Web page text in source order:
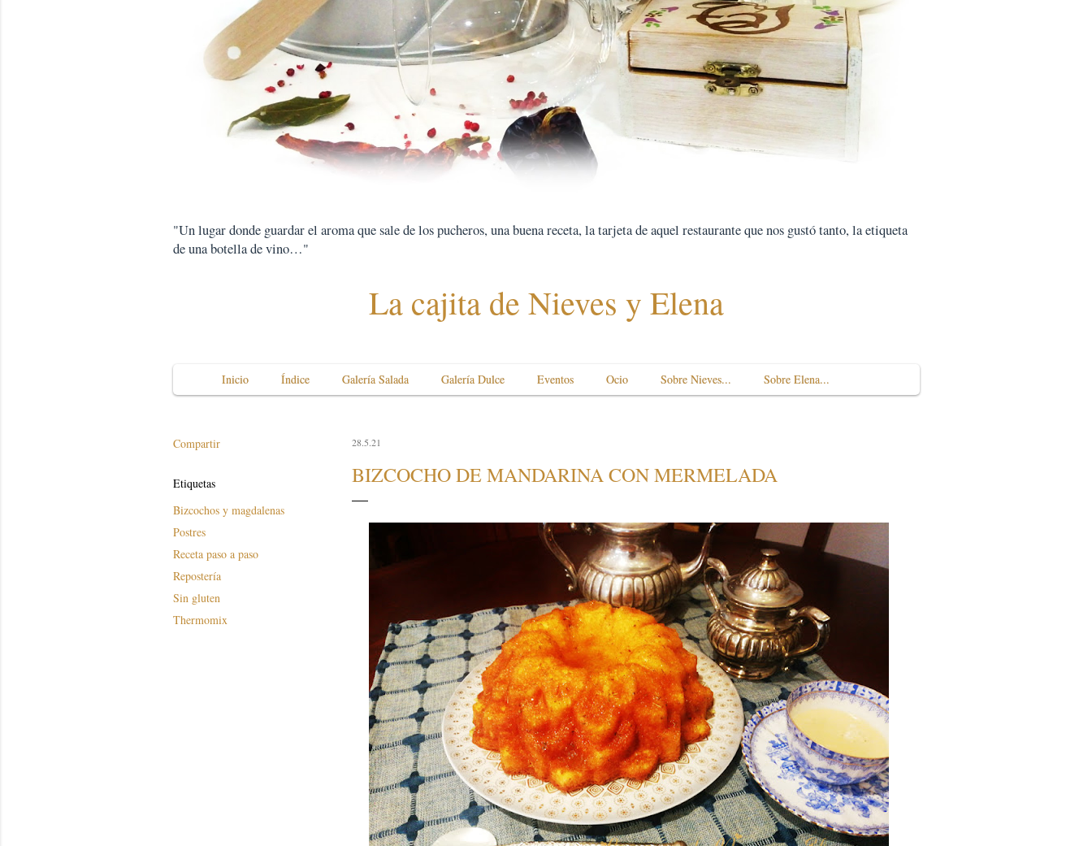
"Un lugar donde guardar el aroma que sale de los pucheros, una buena receta, la tarjeta de aquel restaurante que nos gustó tanto, la etiqueta
de una botella de vino…"
La cajita de Nieves y Elena
Inicio Índice Galería Salada Galería Dulce Eventos Ocio Sobre Nieves... Sobre Elena...
Compartir
Etiquetas
Bizcochos y magdalenas
Postres
Receta paso a paso
Repostería
Sin gluten
Thermomix
28.5.21
BIZCOCHO DE MANDARINA CON MERMELADA